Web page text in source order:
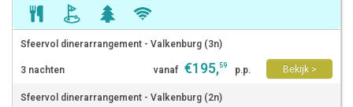
Sfeervol dinerarrangement - Valkenburg (3n)
3 nachten
vanaf €195,59 p.p.
Bekijk >
Sfeervol dinerarrangement - Valkenburg (2n)